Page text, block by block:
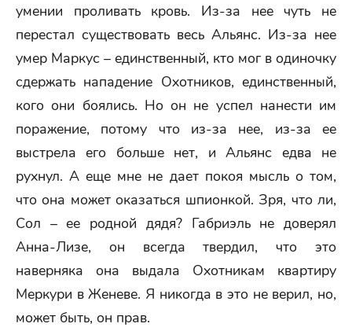
умении проливать кровь. Из-за нее чуть не
перестал существовать весь Альянс. Из-за нее
умер Маркус – единственный, кто мог в одиночку
сдержать нападение Охотников, единственный,
кого они боялись. Но он не успел нанести им
поражение, потому что из-за нее, из-за ее
выстрела его больше нет, и Альянс едва не
рухнул. А еще мне не дает покоя мысль о том,
что она может оказаться шпионкой. Зря, что ли,
Сол – ее родной дядя? Габриэль не доверял
Анна-Лизе, он всегда твердил, что это
наверняка она выдала Охотникам квартиру
Меркури в Женеве. Я никогда в это не верил, но,
может быть, он прав.